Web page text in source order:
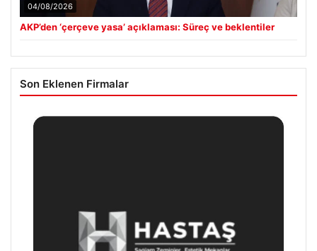
04/08/2026
AKP’den ‘çerçeve yasa’ açıklaması: Süreç ve beklentiler
Son Eklenen Firmalar